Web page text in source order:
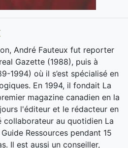
André Fauteux fut reporter
Gazette (1988), puis à
1994) où il s’est spécialisé en
En 1994, il fondait La
magazine canadien en la
l'éditeur et le rédacteur en
collaborateur au quotidien La
Ressources pendant 15
Il est aussi un conseiller,